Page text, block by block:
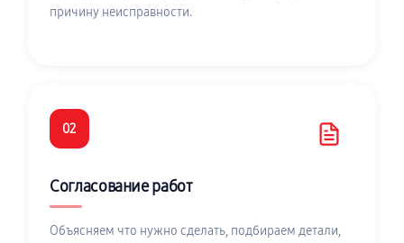
причину неисправности.
02
Согласование работ
Объясняем что нужно сделать, подбираем детали,